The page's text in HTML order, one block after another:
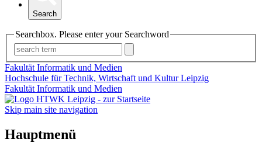
Search
Searchbox. Please enter your Searchword
Fakultät Informatik und Medien
Hochschule für Technik, Wirtschaft und Kultur Leipzig
Fakultät Informatik und Medien
Skip main site navigation
Hauptmenü